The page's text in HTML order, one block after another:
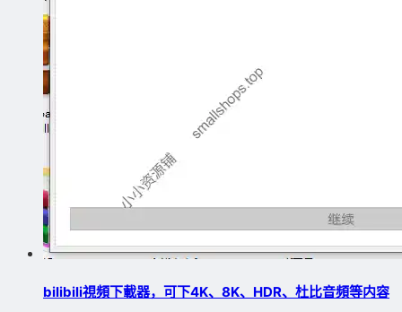
bilibili視頻下載器，可下4K、8K、HDR、杜比音頻等内容